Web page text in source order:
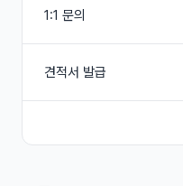
1:1 문의
견적서 발급